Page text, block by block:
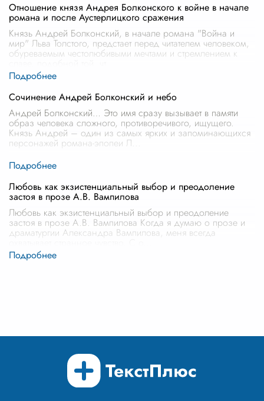
Отношение князя Андрея Болконского к войне в начале
романа и после Аустерлицкого сражения
Князь Андрей Болконский, в начале романа "Война и
мир" Льва Толстого, предстает перед читателем человеком,
обуреваемым честолюбивыми мечтами и стремлением к
Сочинение Андрей Болконский и небо
Андрей Болконский… Это имя сразу вызывает в памяти
образ человека сложного, противоречивого, ищущего.
Князь Андрей – один из самых ярких и запоминающихся
персонажей романа-эпопеи Л
Любовь как экзистенциальный выбор и преодоление
застоя в прозе А.В. Вампилова
Любовь как экзистенциальный выбор и преодоление
застоя в прозе А.В. Вампилова Когда я думаю о прозе и
драматургии Александра Вампилова, меня всегда